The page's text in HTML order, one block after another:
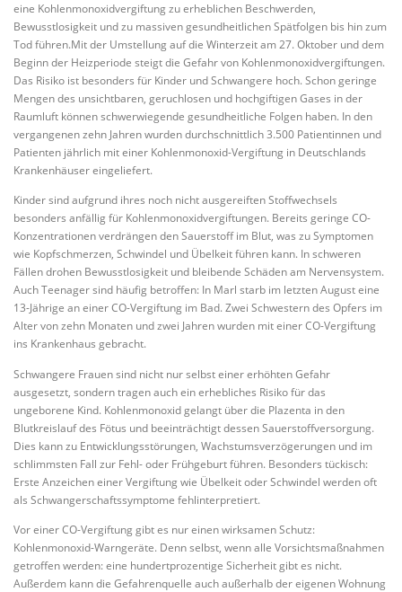
eine Kohlenmonoxidvergiftung zu erheblichen Beschwerden,
Bewusstlosigkeit und zu massiven gesundheitlichen Spätfolgen bis hin zum
Tod führen.Mit der Umstellung auf die Winterzeit am 27. Oktober und dem
Beginn der Heizperiode steigt die Gefahr von Kohlenmonoxidvergiftungen.
Das Risiko ist besonders für Kinder und Schwangere hoch. Schon geringe
Mengen des unsichtbaren, geruchlosen und hochgiftigen Gases in der
Raumluft können schwerwiegende gesundheitliche Folgen haben. In den
vergangenen zehn Jahren wurden durchschnittlich 3.500 Patientinnen und
Patienten jährlich mit einer Kohlenmonoxid-Vergiftung in Deutschlands
Krankenhäuser eingeliefert.
Kinder sind aufgrund ihres noch nicht ausgereiften Stoffwechsels
besonders anfällig für Kohlenmonoxidvergiftungen. Bereits geringe CO-
Konzentrationen verdrängen den Sauerstoff im Blut, was zu Symptomen
wie Kopfschmerzen, Schwindel und Übelkeit führen kann. In schweren
Fällen drohen Bewusstlosigkeit und bleibende Schäden am Nervensystem.
Auch Teenager sind häufig betroffen: In Marl starb im letzten August eine
13-Jährige an einer CO-Vergiftung im Bad. Zwei Schwestern des Opfers im
Alter von zehn Monaten und zwei Jahren wurden mit einer CO-Vergiftung
ins Krankenhaus gebracht.
Schwangere Frauen sind nicht nur selbst einer erhöhten Gefahr
ausgesetzt, sondern tragen auch ein erhebliches Risiko für das
ungeborene Kind. Kohlenmonoxid gelangt über die Plazenta in den
Blutkreislauf des Fötus und beeinträchtigt dessen Sauerstoffversorgung.
Dies kann zu Entwicklungsstörungen, Wachstumsverzögerungen und im
schlimmsten Fall zur Fehl- oder Frühgeburt führen. Besonders tückisch:
Erste Anzeichen einer Vergiftung wie Übelkeit oder Schwindel werden oft
als Schwangerschaftssymptome fehlinterpretiert.
Vor einer CO-Vergiftung gibt es nur einen wirksamen Schutz:
Kohlenmonoxid-Warngeräte. Denn selbst, wenn alle Vorsichtsmaßnahmen
getroffen werden: eine hundertprozentige Sicherheit gibt es nicht.
Außerdem kann die Gefahrenquelle auch außerhalb der eigenen Wohnung